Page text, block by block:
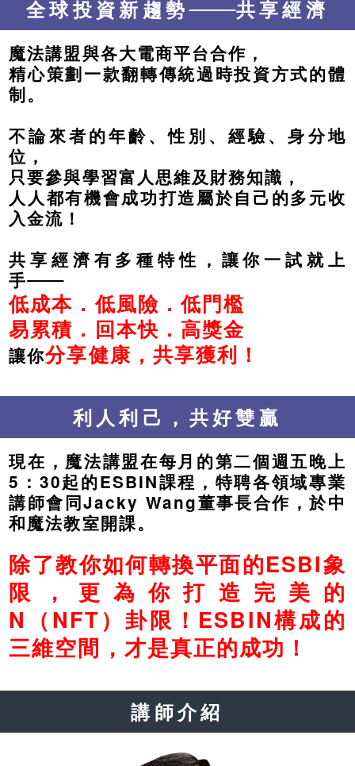
全球投資新趨勢 共享經濟
魔法講盟與各大電商平台合作，
精心策劃一款翻轉傳統過時投資方式的體
制。
不論來者的年齡、性別、經驗、身分地
位，
只要參與學習富人思維及財務知識，
人人都有機會成功打造屬於自己的多元收
入金流！
共享經濟有多種特性，讓你一試就上
手
低成本．低風險．低門檻
易累積．回本快．高獎金
讓你分享健康，共享獲利！
利人利己，共好雙贏
現在，魔法講盟在每月的第二個週五晚上
5：30起的ESBIN課程，特聘各領域專業
講師會同Jacky Wang董事長合作，於中
和魔法教室開課。
除了教你如何轉換平面的ESBI象
限，更為你打造完美的
N（NFT）卦限！ESBIN構成的
三維空間，才是真正的成功！
講師介紹